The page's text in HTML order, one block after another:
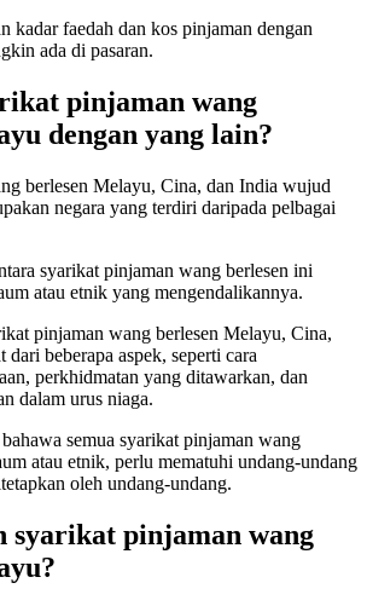
kadar faedah dan kos pinjaman dengan
ada di pasaran.
pinjaman wang
dengan yang lain?
berlesen Melayu, Cina, dan India wujud
negara yang terdiri daripada pelbagai
syarikat pinjaman wang berlesen ini
atau etnik yang mengendalikannya.
pinjaman wang berlesen Melayu, Cina,
beberapa aspek, seperti cara
perkhidmatan yang ditawarkan, dan
dalam urus niaga.
semua syarikat pinjaman wang
atau etnik, perlu mematuhi undang-undang
oleh undang-undang.
syarikat pinjaman wang